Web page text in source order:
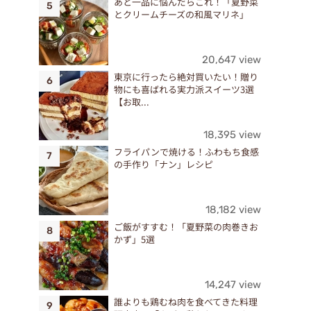
とクリームチーズの和風マリネ」
20,647 view
東京に行ったら絶対買いたい！贈り
物にも喜ばれる実力派スイーツ3選
【お取...
18,395 view
フライパンで焼ける！ふわもち食感
の手作り「ナン」レシピ
18,182 view
ご飯がすすむ！「夏野菜の肉巻きお
かず」5選
14,247 view
誰よりも鶏むね肉を食べてきた料理